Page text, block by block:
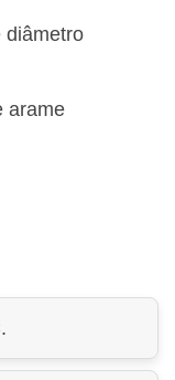
diâmetro
arame